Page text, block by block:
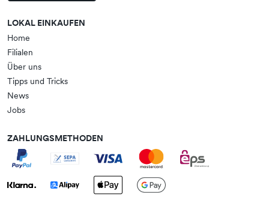
LOKAL EINKAUFEN
Home
Filialen
Über uns
Tipps und Tricks
News
Jobs
ZAHLUNGSMETHODEN